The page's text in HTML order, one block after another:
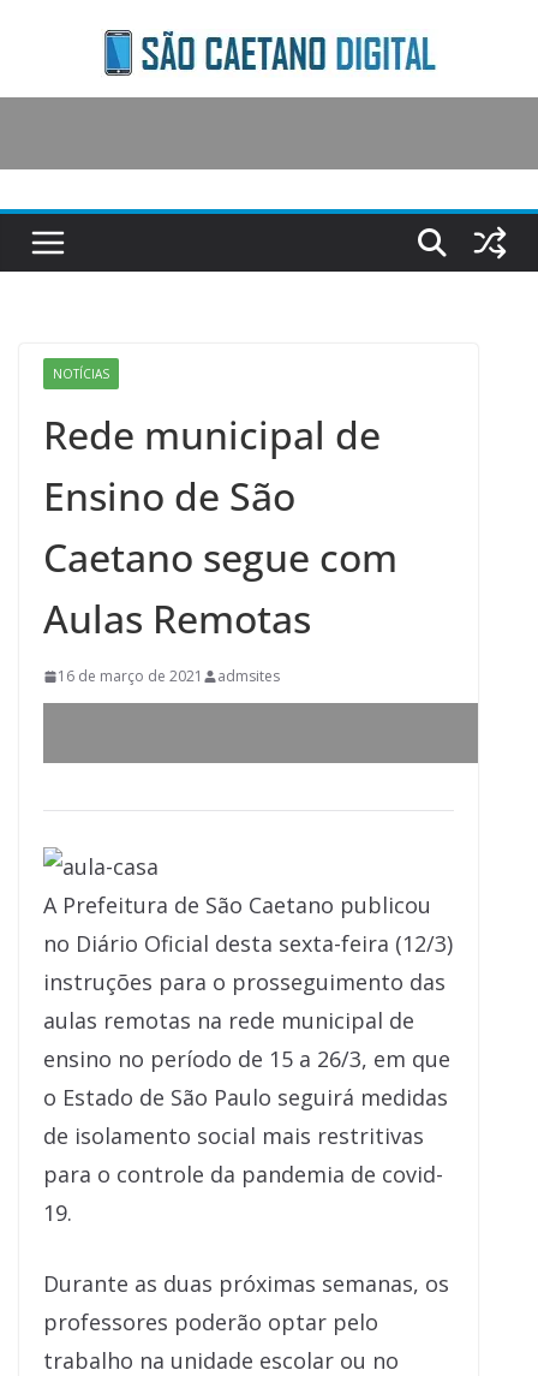
content
NOTÍCIAS
Rede municipal de
Ensino de São
Caetano segue com
Aulas Remotas
16 de março de 2021 admsites
A Prefeitura de São Caetano publicou
no Diário Oficial desta sexta-feira (12/3)
instruções para o prosseguimento das
aulas remotas na rede municipal de
ensino no período de 15 a 26/3, em que
o Estado de São Paulo seguirá medidas
de isolamento social mais restritivas
para o controle da pandemia de covid-
19.
Durante as duas próximas semanas, os
professores poderão optar pelo
trabalho na unidade escolar ou no